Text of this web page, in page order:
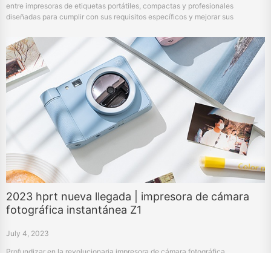
entre impresoras de etiquetas portátiles, compactas y profesionales
diseñadas para cumplir con sus requisitos específicos y mejorar sus
2023 hprt nueva llegada | impresora de cámara
fotográfica instantánea Z1
July 4, 2023